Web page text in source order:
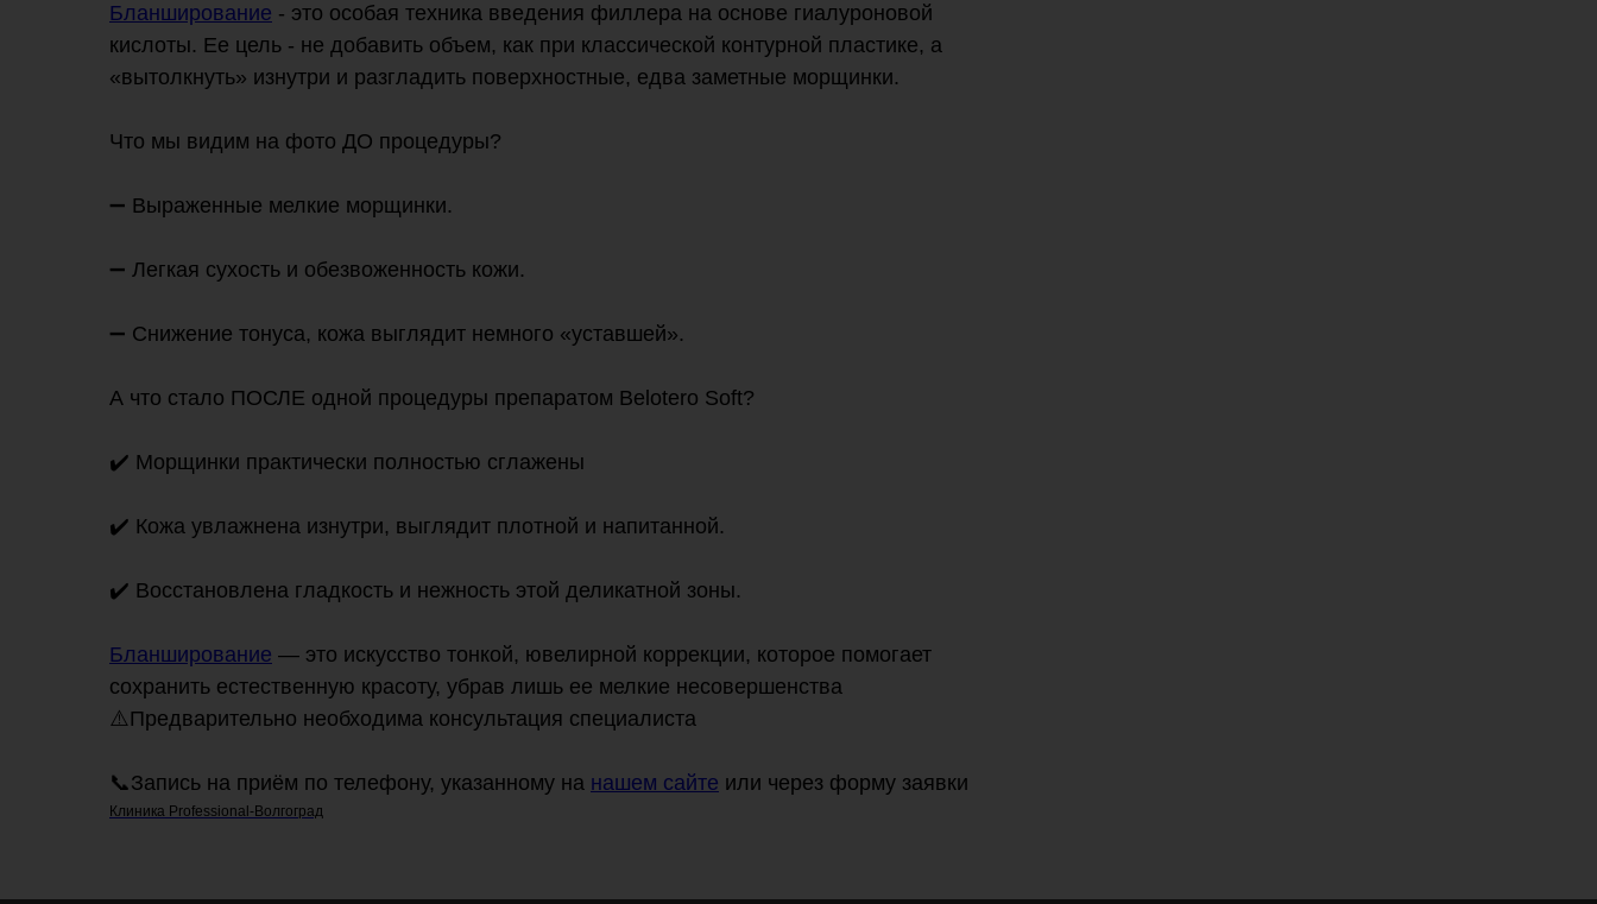
Бланширование - это особая техника введения филлера на основе гиалуроновой
кислоты. Ее цель - не добавить объем, как при классической контурной пластике, а
«вытолкнуть» изнутри и разгладить поверхностные, едва заметные морщинки.
Что мы видим на фото ДО процедуры?
➖ Выраженные мелкие морщинки.
➖ Легкая сухость и обезвоженность кожи.
➖ Снижение тонуса, кожа выглядит немного «уставшей».
А что стало ПОСЛЕ одной процедуры препаратом Belotero Soft?
✔️ Морщинки практически полностью сглажены
✔️ Кожа увлажнена изнутри, выглядит плотной и напитанной.
✔️ Восстановлена гладкость и нежность этой деликатной зоны.
Бланширование — это искусство тонкой, ювелирной коррекции, которое помогает
сохранить естественную красоту, убрав лишь ее мелкие несовершенства
⚠️Предварительно необходима консультация специалиста
📞Запись на приём по телефону, указанному на нашем сайте или через форму заявки
Клиника Professional-Волгоград